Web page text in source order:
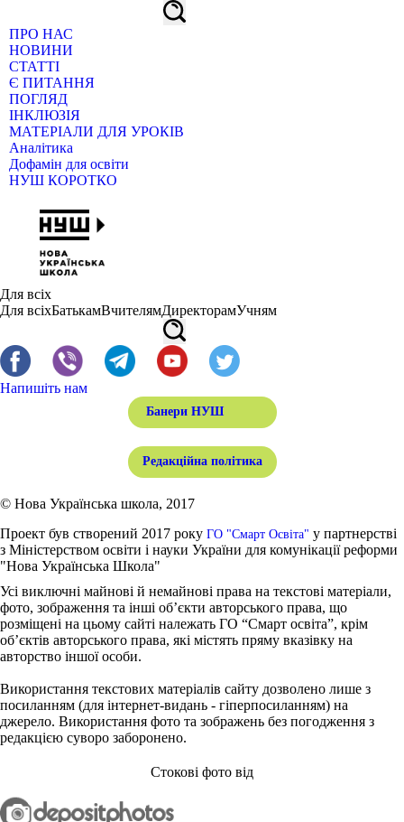
ПРО НАС
НОВИНИ
СТАТТІ
Є ПИТАННЯ
ПОГЛЯД
ІНКЛЮЗІЯ
МАТЕРІАЛИ ДЛЯ УРОКІВ
Аналітика
Дофамін для освіти
НУШ КОРОТКО
Для всіх
Для всіхБатькамВчителямДиректорамУчням
Напишіть нам
Банери НУШ
Редакційна політика
© Нова Українська школа, 2017
Проект був створений 2017 року ГО "Смарт Освіта" у партнерстві
з Міністерством освіти і науки України для комунікації реформи
"Нова Українська Школа"
Усі виключні майнові й немайнові права на текстові матеріали,
фото, зображення та інші об’єкти авторського права, що
розміщені на цьому сайті належать ГО “Смарт освіта”, крім
об’єктів авторського права, які містять пряму вказівку на
авторство іншої особи.
Використання текстових матеріалів сайту дозволено лише з
посиланням (для інтернет-видань - гіперпосиланням) на
джерело. Використання фото та зображень без погодження з
редакцією суворо заборонено.
Стокові фото від